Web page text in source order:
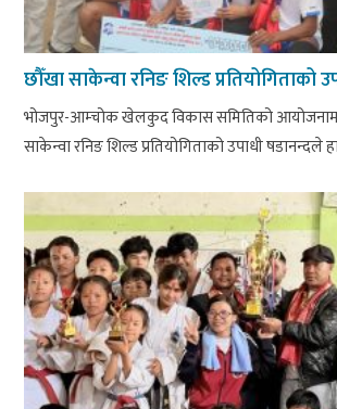
छौँखा साकेन्वा रनिङ शिल्ड प्रतियोगिताको
भोजपुर-आम्चोक खेलकुद विकास समितिको
साकेन्वा रनिङ शिल्ड प्रतियोगिताको उपाधी षडानन्दले